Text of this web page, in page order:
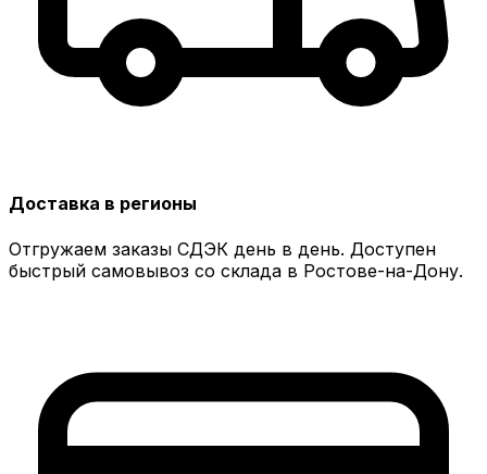
Доставка в регионы
Отгружаем заказы СДЭК день в день. Доступен
быстрый самовывоз со склада в Ростове-на-Дону.